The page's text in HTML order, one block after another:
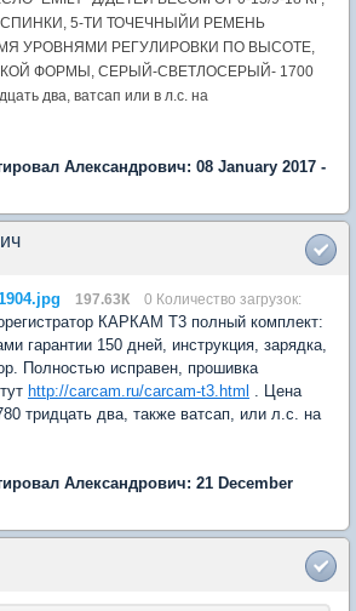
5-ТИ ТОЧЕЧНЫЙИ РЕМЕНЬ
УРОВНЯМИ РЕГУЛИРОВКИ ПО ВЫСОТЕ,
ФОРМЫ, СЕРЫЙ-СВЕТЛОСЕРЫЙ- 1700
два, ватсап или в л.с. на
Александрович: 08 January 2017 -
197.63К 0 Количество загрузок:
КАРКАМ Т3 полный комплект:
гарантии 150 дней, инструкция, зарядка,
Полностью исправен, прошивка
http://carcam.ru/carcam-t3.html . Цена
тридцать два, также ватсап, или л.с. на
Александрович: 21 December